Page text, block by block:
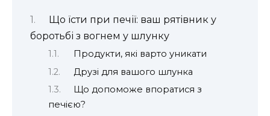
Що їсти при печії: ваш рятівник у
боротьбі з вогнем у шлунку
Продукти, які варто уникати
Друзі для вашого шлунка
Що допоможе впоратися з
печією?